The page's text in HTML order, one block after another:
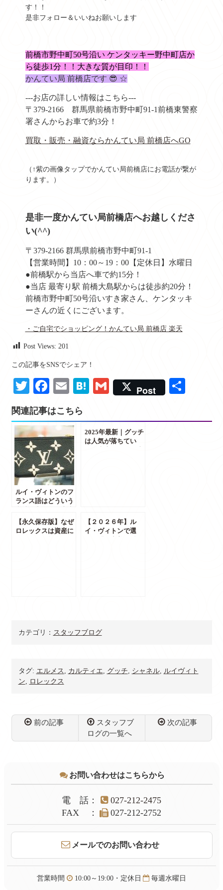
す！！
是非フォロー＆いいねお願いします
前橋市野中町50号沿い ケンタッキー野中町店か
ら徒歩1分！！大きな質が目印！！
かんてい局 前橋店です 😎 ☆
---お店の詳しい情報はこちら---
〒379-2166 群馬県前橋市野中町91-1前橋東警察
署さんからお車で約3分！
買取・販売・融資ならかんてい局 前橋店へGO
（↑紫の画像タップでかんてい局前橋店にお電話が繋が
ります。）
是非一度かんてい局前橋店へお越しくださ
い(^^)
〒379-2166 群馬県前橋市野中町91-1
【営業時間】10：00～19：00【定休日】水曜日
●前橋駅から当店へ車で約15分！
●当店 最寄り駅 前橋大島駅からは徒歩約20分！
前橋市野中町50号沿いすき家さん、ケンタッキ
ーさんの近くにございます。
・ご自宅でショッピング！かんてい局 前橋店 楽天
Post Views: 201
この記事をSNSでシェア！
TwitterFacebook
EmailHatenaGmail
Post
関連記事はこちら
ルイ・ヴィトンのフ
ランス語はどういう
を一覧で徹底解説
【保存版】
2025年最新｜グッチ
は人気が落ちてい
【永久保存版】なぜ
ロレックスは資産に
【２０２６年】ル
イ・ヴィトンで選
カテゴリ： スタッフブログ
タグ: エルメス , カルティエ, グッチ, シャネル, ルイヴィト
ン, ロレックス
前の記事
スタッフブ
ログの一覧へ
次の記事
お問い合わせはこちらから
電話 ：
027-212-2475
FAX
： 027-212-2752
メールでのお問い合わせ
営業時間 10:00～19:00・定休日 毎週水曜日